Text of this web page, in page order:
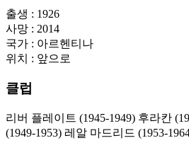
출생 : 1926
사망 : 2014
국가 : 아르헨티나
위치 : 앞으로
클럽
리버 플레이트 (1945-1949) 후라칸
(1949-1953) 레알 마드리드 (1953-